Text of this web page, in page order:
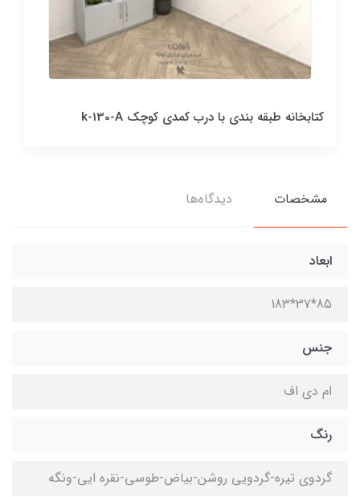
کتابخانه طبقه بندی با درب کمدی کوچک k-130-A
مشخصات دیدگاه‌ها
ابعاد
85*37*183
جنس
ام دی اف
رنگ
گردوی تیره-گردویی روشن-بیاض-طوسی-نقره ایی-ونگه